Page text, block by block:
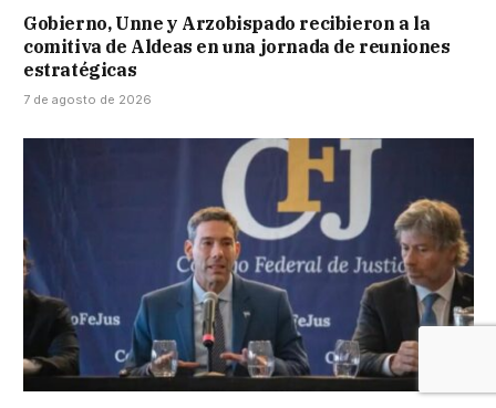
Gobierno, Unne y Arzobispado recibieron a la
comitiva de Aldeas en una jornada de reuniones
estratégicas
7 de agosto de 2026